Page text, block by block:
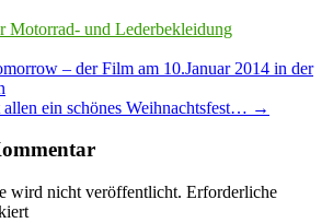
– der Film am 10.Januar 2014 in der
allen ein schönes Weihnachtsfest… →
wird nicht veröffentlicht. Erforderliche